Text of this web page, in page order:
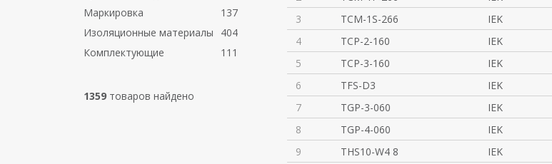
Маркировка
137
Изоляционные материалы
404
Комплектующие
111
1359 товаров найдено
3 TCM-1S-266 IEK
4 TCP-2-160 IEK
5 TCP-3-160 IEK
6 TFS-D3 IEK
7 TGP-3-060 IEK
8 TGP-4-060 IEK
9 THS10-W4 8 IEK